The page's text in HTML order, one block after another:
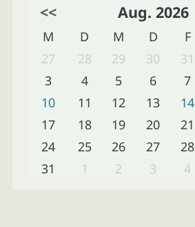
<< Aug. 2026
M D M D F
27
28 29 30 31
3
4 5 6 7
10
11 12 13 14
17
18 19 20 21
24
25 26 27 28
31
1 2 3 4